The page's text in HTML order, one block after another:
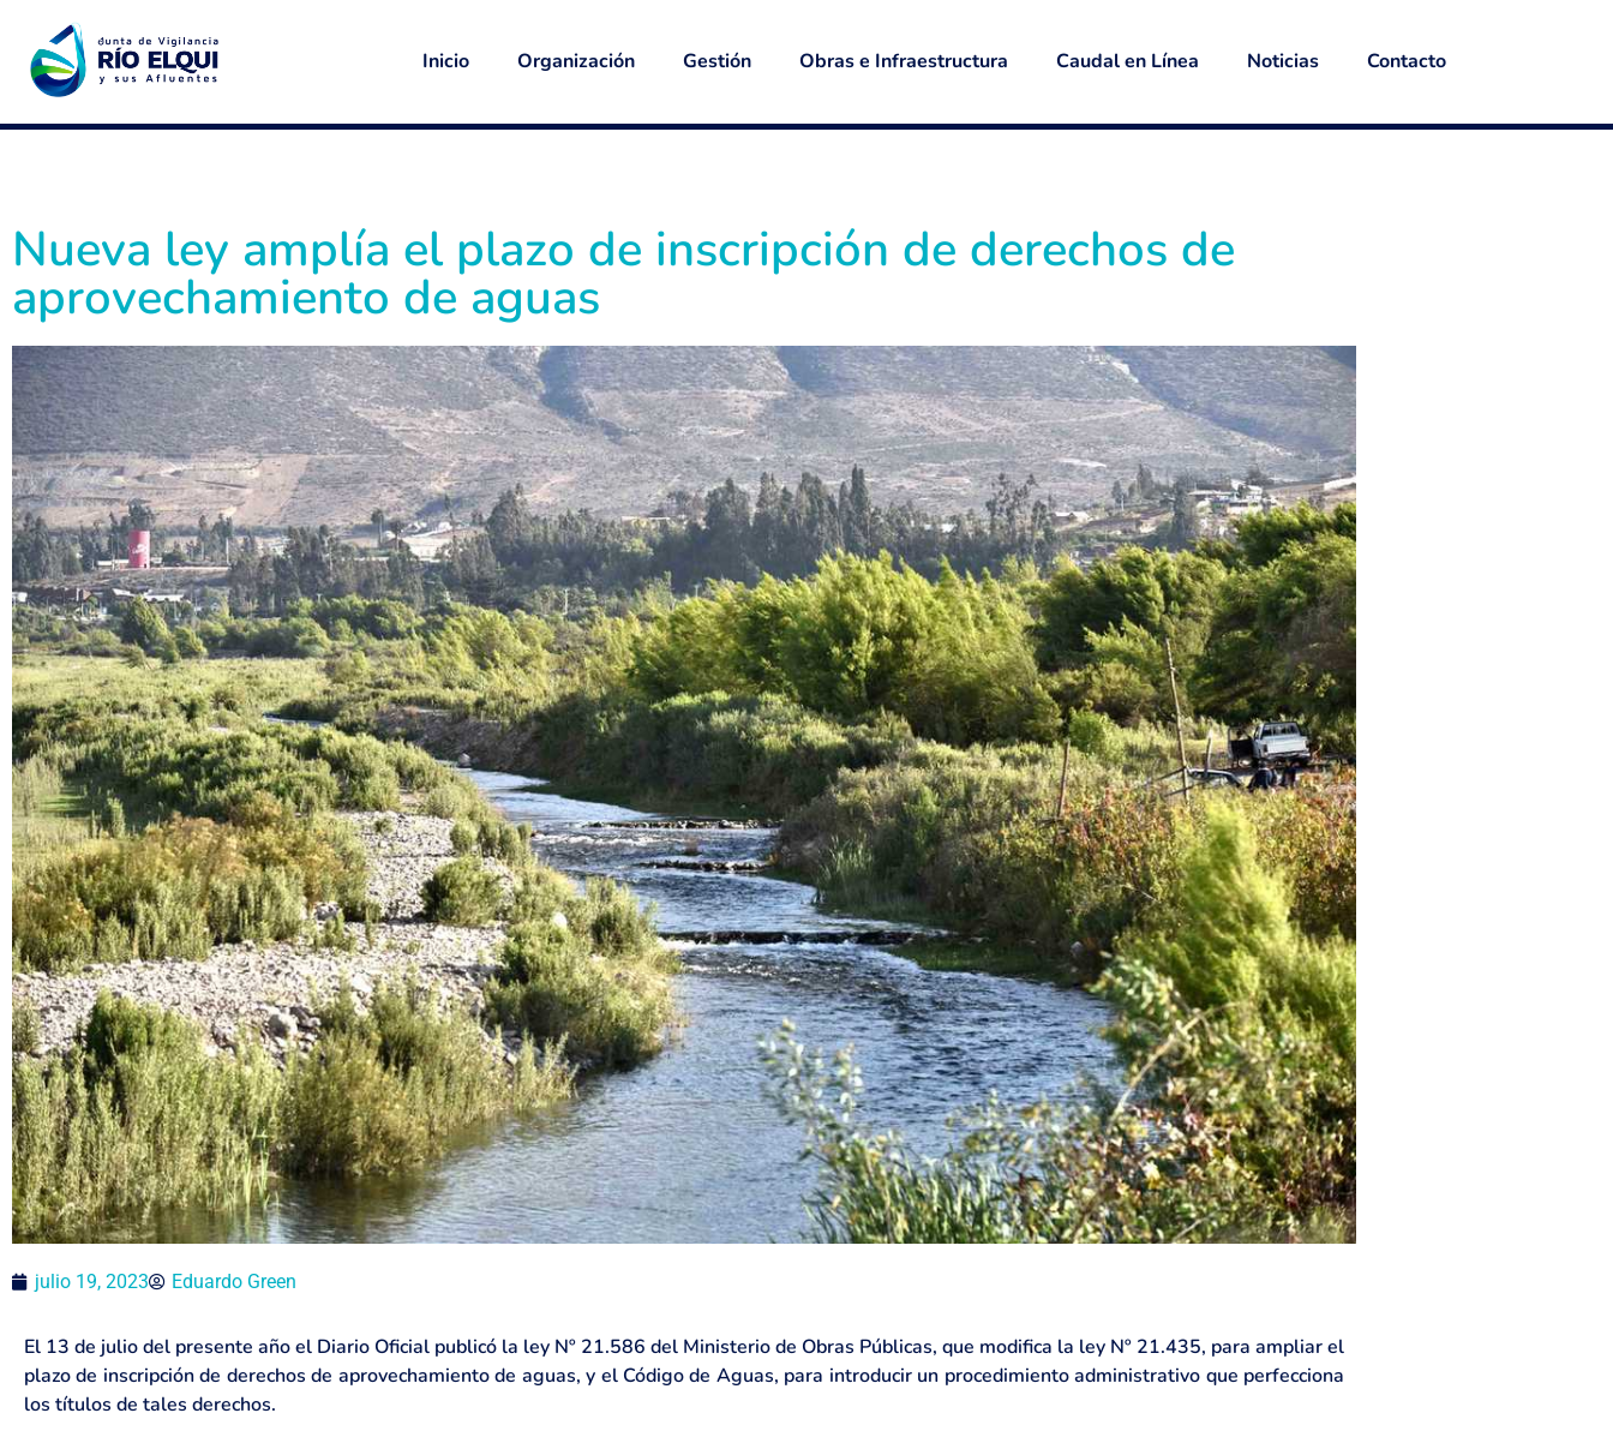
Inicio Organización Gestión Obras e Infraestructura Caudal en Línea Noticias Contacto
Nueva ley amplía el plazo de inscripción de derechos de
aprovechamiento de aguas
julio 19, 2023 Eduardo Green
El 13 de julio del presente año el Diario Oficial publicó la ley Nº 21.586 del Ministerio de Obras Públicas, que modifica la ley Nº 21.435, para ampliar el
plazo de inscripción de derechos de aprovechamiento de aguas, y el Código de Aguas, para introducir un procedimiento administrativo que perfecciona
los títulos de tales derechos.